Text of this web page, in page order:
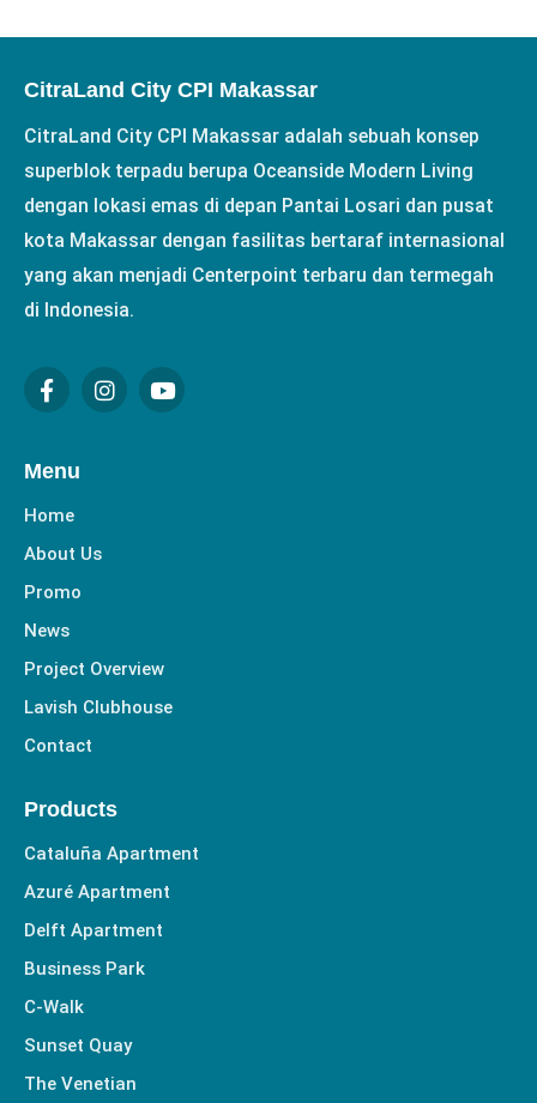
CitraLand City CPI Makassar
CitraLand City CPI Makassar adalah sebuah konsep
superblok terpadu berupa Oceanside Modern Living
dengan lokasi emas di depan Pantai Losari dan pusat
kota Makassar dengan fasilitas bertaraf internasional
yang akan menjadi Centerpoint terbaru dan termegah
di Indonesia.
Menu
Home
About Us
Promo
News
Project Overview
Lavish Clubhouse
Contact
Products
Cataluña Apartment
Azuré Apartment
Delft Apartment
Business Park
C-Walk
Sunset Quay
The Venetian